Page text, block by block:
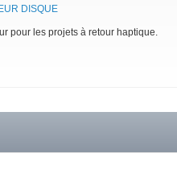
DISQUE
pour les projets à retour haptique.